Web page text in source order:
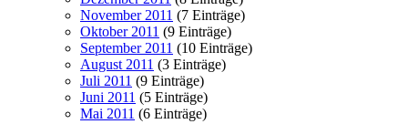
November 2011 (7 Einträge)
Oktober 2011 (9 Einträge)
September 2011 (10 Einträge)
August 2011 (3 Einträge)
Juli 2011 (9 Einträge)
Juni 2011 (5 Einträge)
Mai 2011 (6 Einträge)